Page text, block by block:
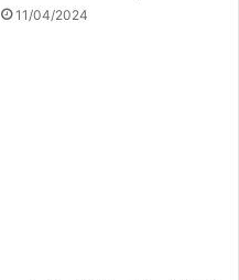
11/04/2024